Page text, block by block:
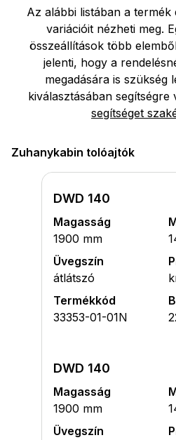
Az alábbi listában a termék
variációit nézheti meg.
összeállítások több
jelenti, hogy a
megadására is szükség
kiválasztásában segítségre
segítséget
Zuhanykabin tolóajtók
DWD 140
Magasság
1900 mm
Üvegszín
átlátszó
Termékkód
33353-01-01N
DWD 140
Magasság
1900 mm
Üvegszín